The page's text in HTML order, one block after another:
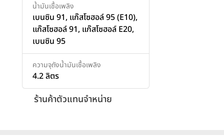
น้ำมันเชื้อเพลิง
เบนซิน 91, แก๊สโซฮอล์ 95 (E10),
แก๊สโซฮอล์ 91, แก๊สโซฮอล์ E20,
เบนซิน 95
ความจุถังน้ำมันเชื้อเพลิง
4.2 ลิตร
ร้านค้าตัวแทนจำหน่าย